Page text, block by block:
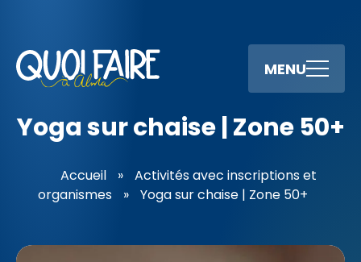
MENU
Yoga sur chaise | Zone 50+
Accueil »
Activités avec inscriptions et
organismes
» Yoga sur chaise | Zone 50+